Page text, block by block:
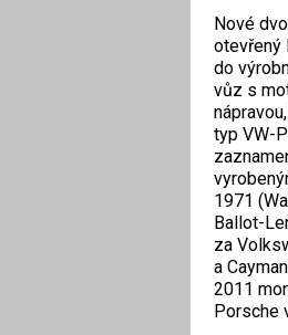
Nové
otevřený
do
vůz s
typ VW-
1971
Ballot-
za
a
2011
Porsche